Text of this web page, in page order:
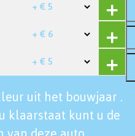
+ € 5
+ € 6
+ € 5
uit het bouwjaar .
klaarstaat kunt u de